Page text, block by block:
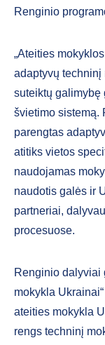
Renginio
„Ateities
adaptyvų
suteiktų galimybę
švietimo sistemą.
parengtas
atitiks vietos
naudojamas
naudotis galės ir
partneriai,
procesuose.
Renginio dalyviai
mokykla
ateities mokykla
rengs techninį